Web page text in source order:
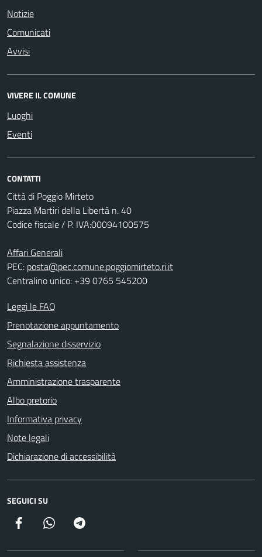
Notizie
Comunicati
Avvisi
VIVERE IL COMUNE
Luoghi
Eventi
CONTATTI
Città di Poggio Mirteto
Piazza Martiri della Libertà n. 40
Codice fiscale / P. IVA:00094100575
Affari Generali
PEC: posta@pec.comune.poggiomirteto.ri.it
Centralino unico: +39 0765 545200
Leggi le FAQ
Prenotazione appuntamento
Segnalazione disservizio
Richiesta assistenza
Amministrazione trasparente
Albo pretorio
Informativa privacy
Note legali
Dichiarazione di accessibilità
SEGUICI SU
Facebook Canale della Città di Poggio Mirteto